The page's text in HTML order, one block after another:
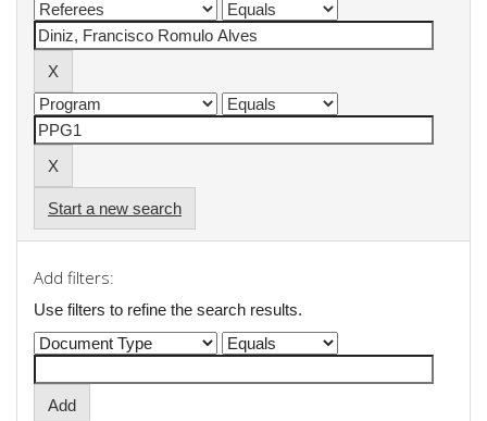
Start a new search
Add filters:
Use filters to refine the search results.